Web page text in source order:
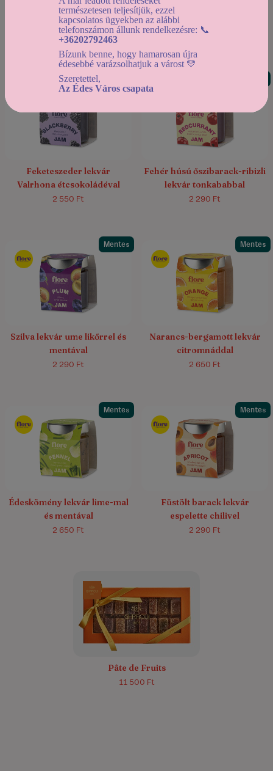
Fehér húsú őszibarack-pink
grapefruit lekvár timut
borssal
2 290 Ft
fehércsokoládéval és etióp
kávéval
2 450 Ft
Feketeszeder lekvár
Valrhona étcsokoládéval
2 550 Ft
Fehér húsú őszibarack-ribizli
lekvár tonkababbal
2 290 Ft
Mentes
Szilva lekvár ume likőrrel és
mentával
2 290 Ft
Mentes
Narancs-bergamott lekvár
citromnáddal
2 650 Ft
Mentes
Édeskömény lekvár lime-mal
és mentával
2 650 Ft
Mentes
Füstölt barack lekvár
espelette chilivel
2 290 Ft
Pâte de Fruits
11 500 Ft
természetesen teljesítjük, ezzel
kapcsolatos ügyekben az alábbi
telefonszámon állunk rendelkezésre: 📞
+36202792463
Bízunk benne, hogy hamarosan újra
édesebbé varázsolhatjuk a várost 💛
Szeretettel,
Az Édes Város csapata